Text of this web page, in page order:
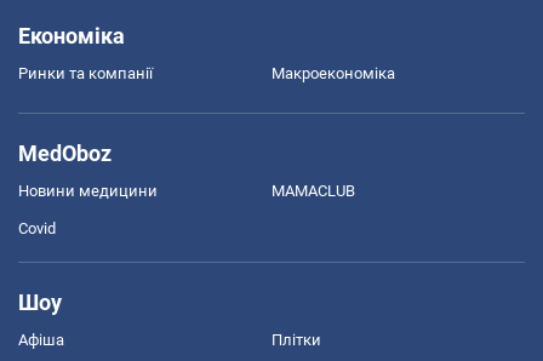
Економіка
Ринки та компанії Макроекономіка
MedOboz
Новини медицини MAMACLUB
Covid
Шоу
Афіша Плітки